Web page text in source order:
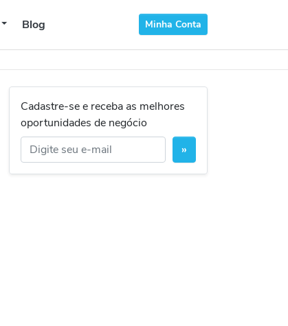
Blog Minha Conta
Cadastre-se e receba as melhores
oportunidades de negócio
»